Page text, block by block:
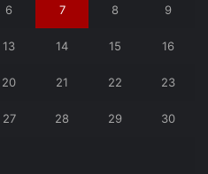
6 7 8 9
13 14 15 16
20 21 22 23
27 28 29 30